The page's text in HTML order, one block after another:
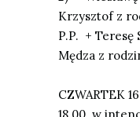
Krzysztof z
P.P. + Teresę
Mędza z
CZWARTEK 16